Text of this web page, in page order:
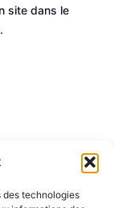
des technologies
site dans le